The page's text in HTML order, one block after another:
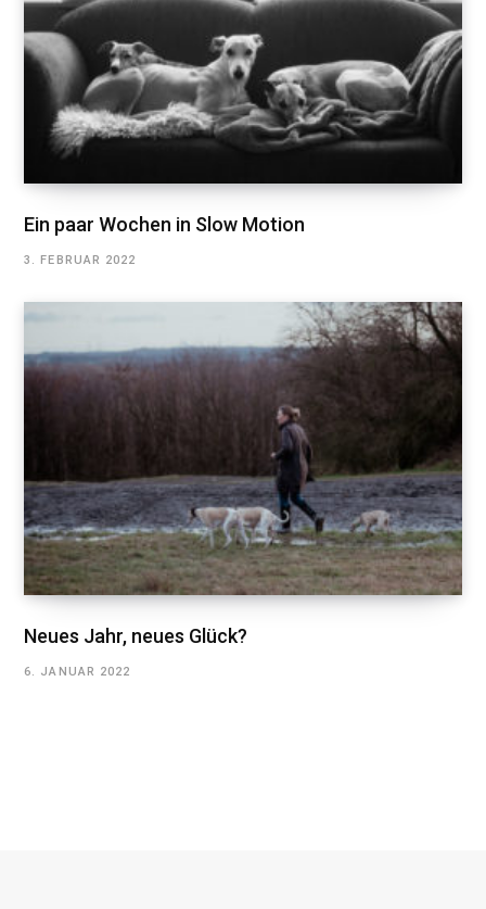
Ein paar Wochen in Slow Motion
3. FEBRUAR 2022
Neues Jahr, neues Glück?
6. JANUAR 2022